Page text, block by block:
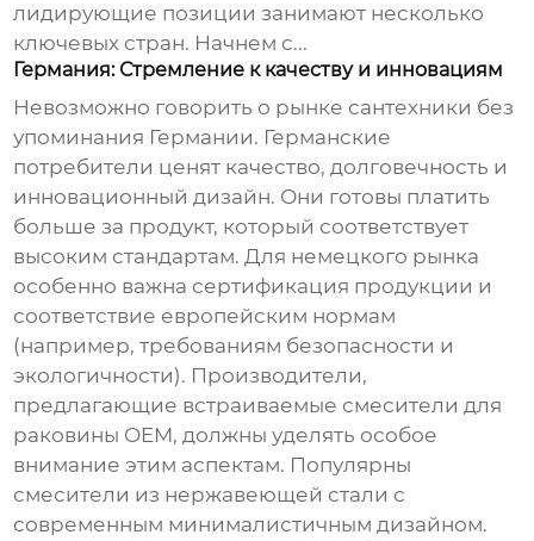
лидирующие позиции занимают несколько
ключевых стран. Начнем с...
Германия: Стремление к качеству и инновациям
Невозможно говорить о рынке сантехники без
упоминания Германии. Германские
потребители ценят качество, долговечность и
инновационный дизайн. Они готовы платить
больше за продукт, который соответствует
высоким стандартам. Для немецкого рынка
особенно важна сертификация продукции и
соответствие европейским нормам
(например, требованиям безопасности и
экологичности). Производители,
предлагающие встраиваемые смесители для
раковины OEM, должны уделять особое
внимание этим аспектам. Популярны
смесители из нержавеющей стали с
современным минималистичным дизайном.